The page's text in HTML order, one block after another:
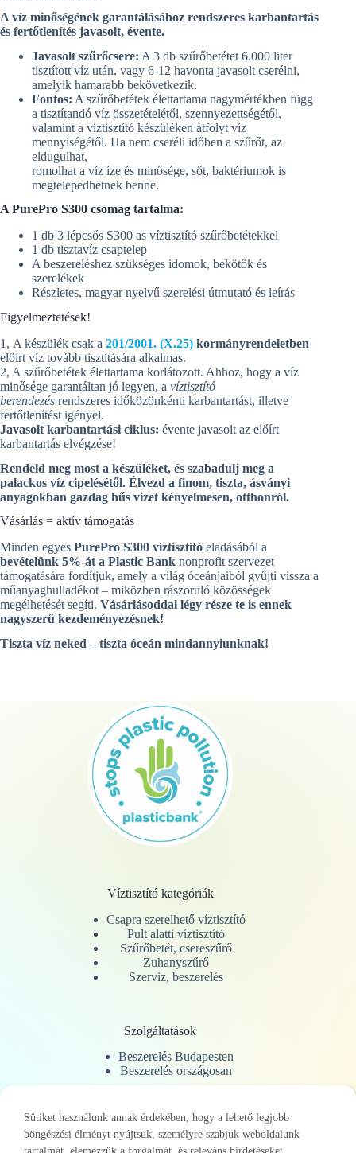
A víz minőségének garantálásához rendszeres karbantartás
és fertőtlenítés javasolt, évente.
Javasolt szűrőcsere: A 3 db szűrőbetétet 6.000 liter
tisztított víz után, vagy 6-12 havonta javasolt cserélni,
amelyik hamarabb bekövetkezik.
Fontos: A szűrőbetétek élettartama nagymértékben függ
a tisztítandó víz összetételétől, szennyezettségétől,
valamint a víztisztító készüléken átfolyt víz
mennyiségétől. Ha nem cseréli időben a szűrőt, az
eldugulhat,
romolhat a víz íze és minősége, sőt, baktériumok is
megtelepedhetnek benne.
A PurePro S300 csomag tartalma:
1 db 3 lépcsős S300 as víztisztító szűrőbetétekkel
1 db tisztavíz csaptelep
A beszereléshez szükséges idomok, bekötők és
szerelékek
Részletes, magyar nyelvű szerelési útmutató és leírás
Figyelmeztetések!
1, A készülék csak a 201/2001. (X.25) kormányrendeletben
előírt víz tovább tisztítására alkalmas.
2, A szűrőbetétek élettartama korlátozott. Ahhoz, hogy a víz
minősége garantáltan jó legyen, a víztisztító
berendezés rendszeres időközönkénti karbantartást, illetve
fertőtlenítést igényel.
Javasolt karbantartási ciklus: évente javasolt az előírt
karbantartás elvégzése!
Rendeld meg most a készüléket, és szabadulj meg a
palackos víz cipelésétől. Élvezd a finom, tiszta, ásványi
anyagokban gazdag hűs vizet kényelmesen, otthonról.
Vásárlás = aktív támogatás
Minden egyes PurePro S300 víztisztító eladásából a
bevételünk 5%-át a Plastic Bank nonprofit szervezet
támogatására fordítjuk, amely a világ óceánjaiból gyűjti vissza a
műanyaghulladékot – miközben rászoruló közösségek
megélhetését segíti. Vásárlásoddal légy része te is ennek
nagyszerű kezdeményezésnek!
Tiszta víz neked – tiszta óceán mindannyiunknak!
Víztisztító kategóriák
Csapra szerelhető víztisztító
Pult alatti víztisztító
Szűrőbetét, csereszűrő
Zuhanyszűrő
Szerviz, beszerelés
Szolgáltatások
Beszerelés Budapesten
Beszerelés országosan
Információk
Sütiket használunk annak érdekében, hogy a lehető legjobb
böngészési élményt nyújtsuk, személyre szabjuk weboldalunk